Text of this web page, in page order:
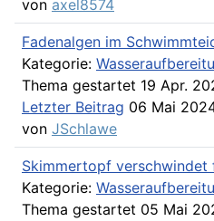
von axel8574
Fadenalgen im
Kategorie:
Thema gestartet 19 Apr.
Letzter Beitrag 06 Mai
von JSchlawe
Skimmertopf verschwindet
Kategorie:
Thema gestartet 05 Mai